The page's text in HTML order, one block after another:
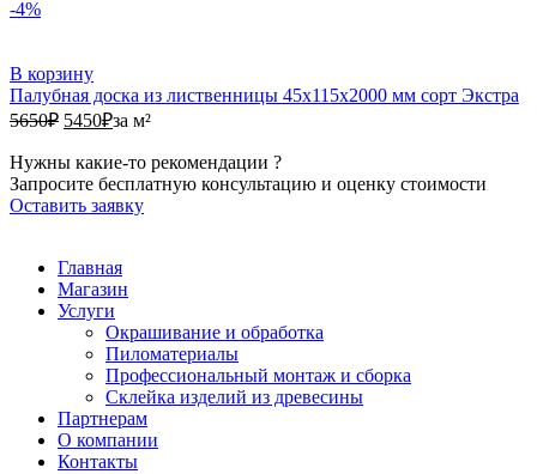
-4%
В корзину
Палубная доска из лиственницы 45х115х2000 мм сорт Экстра
5650₽ 5650₽.
5450₽5450₽.
за м²
Нужны какие-то рекомендации ?
Запросите бесплатную консультацию и оценку стоимости
Оставить заявку
Главная
Магазин
Услуги
Окрашивание и обработка
Пиломатериалы
Профессиональный монтаж и сборка
Склейка изделий из древесины
Партнерам
О компании
Контакты